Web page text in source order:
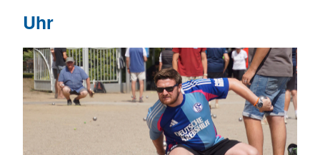
Uhr